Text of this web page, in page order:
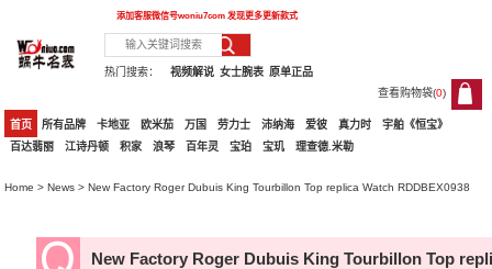
添加客服微信号woniu7com发现更多更新款式
热门搜索： 原单正品
女士腕表
视频解说
查看购物袋(0)
0
首页 所有品牌 卡地亚 欧米茄 万国 劳力士 沛纳海 爱彼 真力时
宇舶《恒宝》
百达翡丽
江诗丹顿 积家 浪琴 百年灵 宝珀 宝玑 理查德.米勒
Home >News > New Factory Roger Dubuis King Tourbillon Top replica Watch RDDBEX0938
New Factory Roger Dubuis King Tourbillon Top